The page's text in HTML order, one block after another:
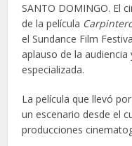
SANTO DOMINGO. El
de la película
el Sundance Film
aplauso de la
especializada.
La película que llevó
un escenario desde el
producciones